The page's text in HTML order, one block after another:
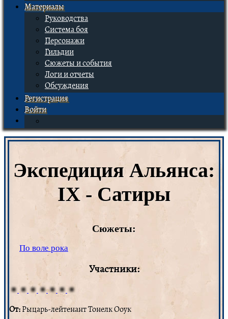
Материалы
Руководства
Система боя
Персонажи
Гильдии
Сюжеты и события
Логи и отчеты
Обсуждения
Регистрация
Войти
Экспедиция Альянса:
IX - Сатиры
Сюжеты:
По воле рока
Участники:
От:Рыцарь-лейтенант Тонелк Ооук